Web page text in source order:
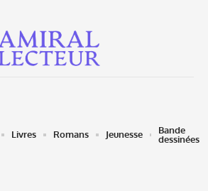
Livres Romans Jeunesse
Bande
dessinées